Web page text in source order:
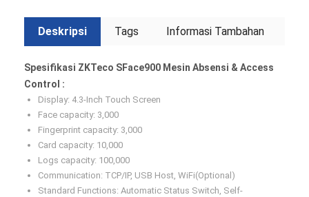
Deskripsi Tags Informasi Tambahan
Spesifikasi ZKTeco SFace900 Mesin Absensi & Access
Control :
Display: 4.3-Inch Touch Screen
Face capacity: 3,000
Fingerprint capacity: 3,000
Card capacity: 10,000
Logs capacity: 100,000
Communication: TCP/IP, USB Host, WiFi(Optional)
Standard Functions: Automatic Status Switch, Self-